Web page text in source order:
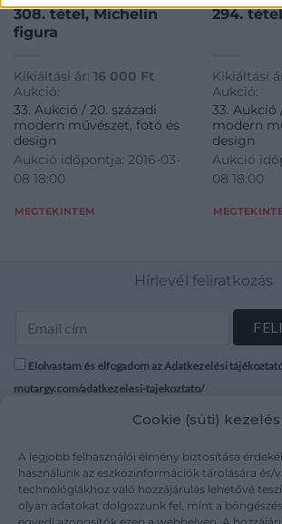
Cookie (süti) kezelés
A legjobb felhasználói élmény biztosítása
használunk az eszközinformációk tárolására és/
technológiákhoz való hozzájárulás lehetővé
olyan adatokat dolgozzunk fel, mint a
308. tétel, Michelin
figura
Kikiáltási ár: 16 000 Ft
Aukció:
33. Aukció / 20. századi
modern művészet, fotó és
design
Aukció időpontja: 2016-03-
08 18:00
MEGTEKINTEM
294.
Kikiáltási
Aukció:
33. Aukció
modern
design
Aukció
08 18:00
Hírlevél feliratkozás
Elolvastam és elfogadom az Adatkezelési
mutargy.com/adatkezelesi-tajekoztato/
Médiaajánlat
Karrier
Kapcsolat
ÁSZF